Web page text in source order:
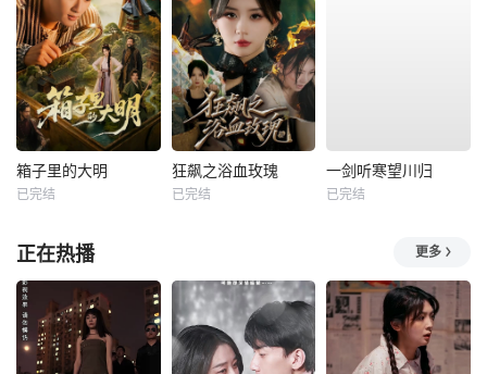
箱子里的大明
已完结
狂飙之浴血玫瑰
已完结
一剑听寒望川归
已完结
正在热播 更多